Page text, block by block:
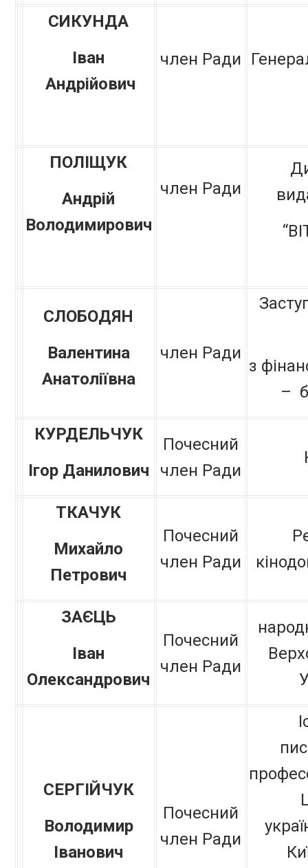
СИКУНДА
Іван
Андрійович
член Ради
ПОЛІЩУК
Андрій
Володимирович
член Ради
СЛОБОДЯН
Валентина
Анатоліївна
член Ради
з
–
КУРДЕЛЬЧУК
Ігор Данилович
Почесний
член Ради
ТКАЧУК
Михайло
Петрович
Почесний
член Ради
ЗАЄЦЬ
Іван
Олександрович
Почесний
член Ради
СЕРГІЙЧУК
Володимир
Іванович
Почесний
член Ради